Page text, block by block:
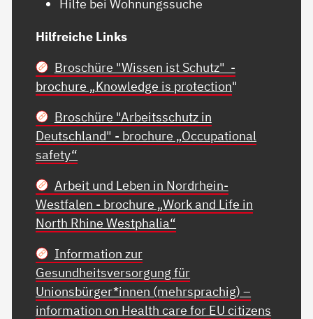
Hilfreiche Links
Broschüre "Wissen ist Schutz" -
brochure „Knowledge is protection"
Broschüre "Arbeitsschutz in
Deutschland" - brochure „Occupational
safety“
Arbeit und Leben in Nordrhein-
Westfalen - brochure „Work and Life in
North Rhine Westphalia“
Information zur
Gesundheitsversorgung für
Unionsbürger*innen (mehrsprachig) –
information on Health care for EU citizens